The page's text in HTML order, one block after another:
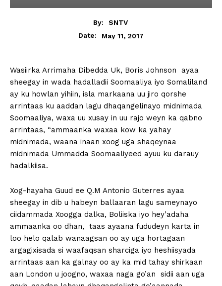
By:
SNTV
Date:
May 11, 2017
Wasiirka Arrimaha Dibedda Uk, Boris Johnson ayaa
sheegay in wada hadalladii Soomaaliya iyo Somaliland
ay ku howlan yihiin, isla markaana uu jiro qorshe
arrintaas ku aaddan lagu dhaqangelinayo midnimada
Soomaaliya, waxa uu xusay in uu rajo weyn ka qabno
arrintaas, “ammaanka waxaa kow ka yahay
midnimada, waana inaan xoog uga shaqeynaa
midnimada Ummadda Soomaaliyeed ayuu ku darauy
hadalkiisa.
Xog-hayaha Guud ee Q.M Antonio Guterres ayaa
sheegay in dib u habeyn ballaaran lagu sameynayo
ciidammada Xoogga dalka, Boliiska iyo hey’adaha
ammaanka oo dhan, taas ayaana fududeyn karta in
loo helo qalab wanaagsan oo ay uga hortagaan
argagixisada si waafaqsan sharciga iyo heshiisyada
arrintaas aan ka galnay oo ay ka mid tahay shirkaan
aan London u joogno, waxaa naga go’an sidii aan uga